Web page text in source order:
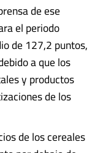
de ese
el periodo
de 127,2 puntos,
a que los
y productos
de los
de los cereales